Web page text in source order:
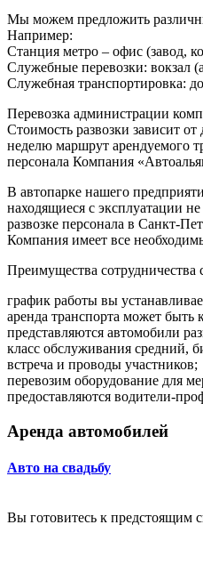
Мы можем предложить
Например:
Станция метро – офис (завод,
Служебные перевозки: вокзал
Служебная транспортировка:
Перевозка администрации
Стоимость развозки зависит
неделю маршрут арендуемого
персонала Компания
В автопарке нашего
находящиеся с эксплуатации
развозке персонала в Санкт-
Компания имеет все
Преимущества сотрудничества
график работы вы
аренда транспорта может быть
представляются автомобили
класс обслуживания средний,
встреча и проводы участников;
перевозим оборудование для
предоставляются водители-
Аренда автомобилей
Авто на свадьбу
Вы готовитесь к предстоящим